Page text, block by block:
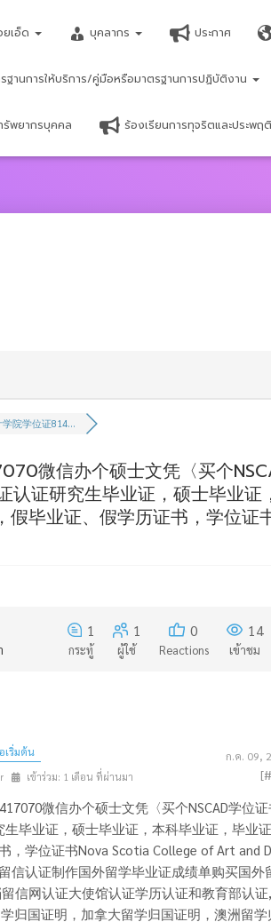
ยเอ็ด บุคลากร ประกาศ
ฐานการให้บริการ/คู่มือหรือมาตรฐานการปฏิบัติงาน
พยากรบุคคล ร้องเรียนการทุจริตและประพฤ
院学位证814...
微信办个硕士文凭〈买个
认证研究生毕业证，硕士毕业证
毕业证、假学历证书，学位证
1
กระทู้
1
ผู้ใช้
0
Reactions
14
เข้าชม
เริ่มต้น ก.ค. 09,
เข้าร่วม: 1 เดือน ที่ผ่านมา
微信办个硕士文凭〈买个NSCAD学位
生毕业证，硕士毕业证，本科毕业证，毕业
，学位证书Nova Scotia College of Art and
信认证制作国外留学毕业证成绩单购买国外
信网认证大使馆认证学历认证和教育部认
归国证明，加拿大留学归国证明，澳洲留学